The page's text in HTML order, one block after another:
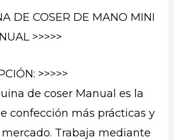
DE COSER DE MANO MINI
>>>>>
>>>>>
de coser Manual es la
confección más prácticas y
Trabaja mediante